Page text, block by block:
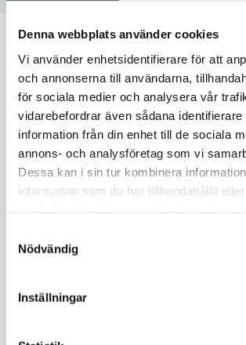
Denna webbplats använder cookies
Vi använder enhetsidentifierare för att
och annonserna till användarna,
för sociala medier och analysera vår
vidarebefordrar även sådana identifierare
information från din enhet till de sociala
annons- och analysföretag som vi
Dessa kan i sin tur kombinera
information som du har tillhandahållit
Nödvändig
Inställningar
Kontakta oss
registrera och behandla dina personuppgifter.
information om hur vi behandlar dina
vårintegritetspolicy